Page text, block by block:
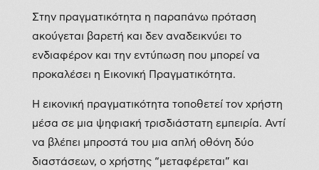
Στην πραγματικότητα η παραπάνω πρόταση
ακούγεται βαρετή και δεν αναδεικνύει το
ενδιαφέρον και την εντύπωση που μπορεί να
προκαλέσει η Εικονική Πραγματικότητα.
Η εικονική πραγματικότητα τοποθετεί τον χρήστη
μέσα σε μια ψηφιακή τρισδιάστατη εμπειρία. Αντί
να βλέπει μπροστά του μια απλή οθόνη δύο
διαστάσεων, ο χρήστης “μεταφέρεται” και